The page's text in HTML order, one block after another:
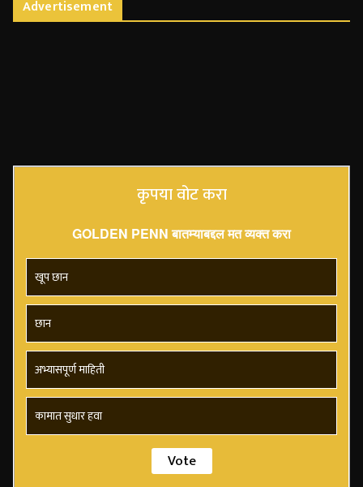
Advertisement
कृपया वोट करा
GOLDEN PENN बातम्याबद्दल मत व्यक्त करा
खूप छान
छान
अभ्यासपूर्ण माहिती
कामात सुधार हवा